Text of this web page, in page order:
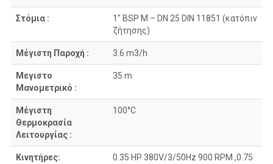
Στόμια :
1″ BSP M – DN 25 DIN 11851 (κατόπιν
ζήτησης)
Μέγιστη Παροχή : 3.6 m3/h
Μεγιστο
Μανομετρικό :
35 m
Mέγιστη
Θερμοκρασία
Λειτουργίας :
100°C
Κινητήρες:
0.35 HP 380V/3/50Hz 900 RPM ,0.75